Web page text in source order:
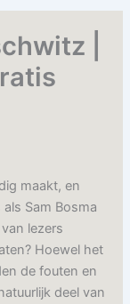
|
maakt, en
Sam Bosma
lezers
Hoewel het
de fouten en
deel van